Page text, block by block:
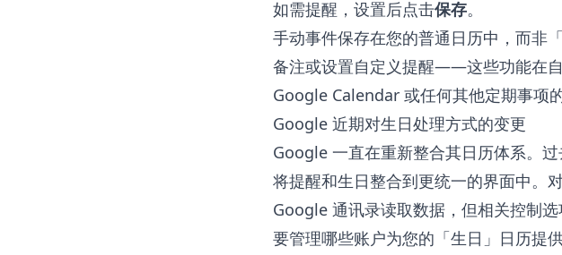
如需提醒，设置后点击保存。
手动事件保存在您的普通日历中，而非
备注或设置自定义提醒——这些功能在
Google Calendar 或任何其他定期事项
Google 近期对生日处理方式的变更
Google 一直在重新整合其日历体系。
将提醒和生日整合到更统一的界面中。
Google 通讯录读取数据，但相关控制
要管理哪些账户为您的「生日」日历提